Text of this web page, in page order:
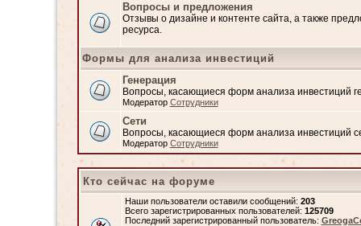
Вопросы и предложения
Отзывы о дизайне и контенте сайта, а также
ресурса.
Формы для анализа инвестиций
Генерация
Вопросы, касающиеся форм анализа инвестиций
Модератор Сотрудники
Сети
Вопросы, касающиеся форм анализа инвестиций
Модератор Сотрудники
Кто сейчас на форуме
Наши пользователи оставили сообщений: 203
Всего зарегистрированных пользователей: 125709
Последний зарегистрированный пользователь: